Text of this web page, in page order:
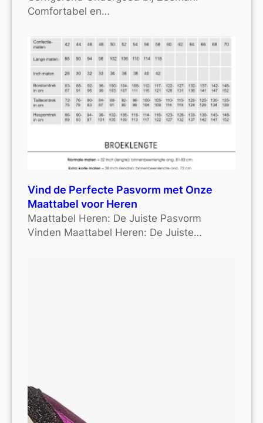
Comfortabel en…
Vind de Perfecte Pasvorm met Onze
Maattabel voor Heren
Maattabel Heren: De Juiste Pasvorm
Vinden Maattabel Heren: De Juiste…